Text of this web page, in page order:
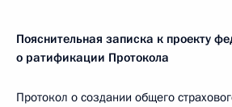
Пояснительная записка к проекту
о ратификации Протокола
Протокол о создании общего